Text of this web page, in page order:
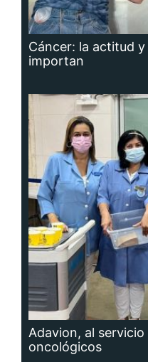
Cáncer: la actitud
importan
Adavion, al
oncológicos